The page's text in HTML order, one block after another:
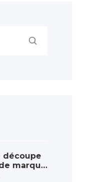
découpe
marqua
grande v